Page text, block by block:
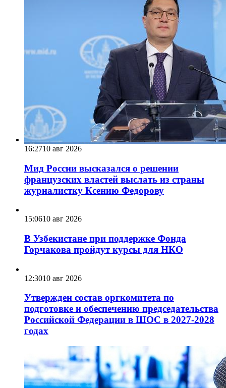
16:2710 авг 2026
Мид России высказался о решении
французских властей выслать из страны
журналистку Ксению Федорову
15:0610 авг 2026
В Узбекистане при поддержке Фонда
Горчакова пройдут курсы для НКО
12:3010 авг 2026
Утвержден состав оргкомитета по
подготовке и обеспечению председательства
Российской Федерации в ШОС в 2027-2028
годах